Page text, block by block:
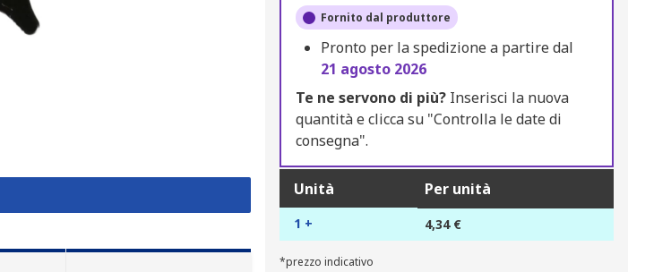
Fornito dal produttore
Pronto per la spedizione a partire dal
21 agosto 2026
Te ne servono di più?Inserisci la nuova
quantità e clicca su "Controlla le date di
consegna".
Unità Per unità
1 + 4,34 €
*prezzo indicativo